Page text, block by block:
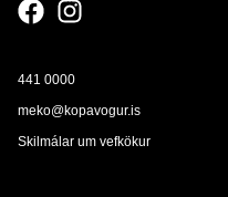
441 0000
meko@kopavogur.is
Skilmálar um vefkökur